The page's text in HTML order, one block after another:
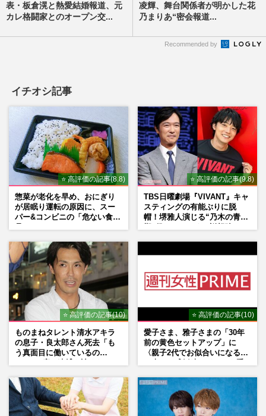
表・板倉滉と熱愛結婚報道、元
カレ格闘家とのオープン交...
凌輝、舞台関係者が明かした花
乃まりあ“密会報道...
Recommended by
イチオシ記事
⭐ 高評価の記事(8.8)
惣菜が老化を早め、おにぎり
が居眠り運転の原因に、スー
パー&コンビニの「危ない食
⭐ 高評価の記事(9.8)
TBS日曜劇場『VIVANT』キャ
スティングの有能ぶりに脱
帽！堺雅人演じる“乃木の青年
⭐ 高評価の記事(10)
ものまねタレント清水アキラ
の息子・良太郎さん死去「も
う真面目に働いているの
⭐ 高評価の記事(10)
愛子さま、雅子さまの「30年
前の黄色セットアップ」に
〈親子2代でお似合いになる〉